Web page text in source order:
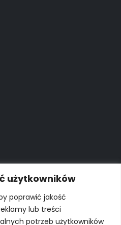
użytkowników
poprawić jakość
lub treści
potrzeb użytkowników